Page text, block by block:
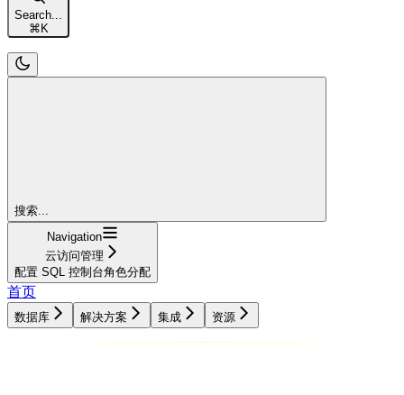
Search...
⌘ K
搜索...
Navigation
云访问管理
配置 SQL 控制台角色分配
首页
数据库 解决方案 集成 资源